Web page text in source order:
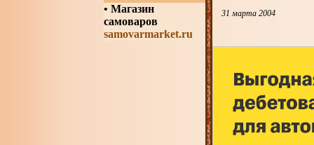
• Магазин
самоваров
samovarmarket.ru
31 марта 2004